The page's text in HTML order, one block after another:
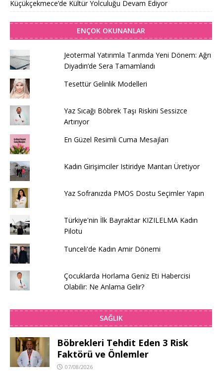
Küçükçekmece’de Kültür Yolculuğu Devam Ediyor
ENÇOK OKUNANLAR
Jeotermal Yatırımla Tarımda Yeni Dönem: Ağrı
Diyadin’de Sera Tamamlandı
Tesettür Gelinlik Modelleri
Yaz Sıcağı Böbrek Taşı Riskini Sessizce
Artırıyor
En Güzel Resimli Cuma Mesajları
Kadın Girişimciler Istiridye Mantarı Üretiyor
Yaz Sofranızda PMOS Dostu Seçimler Yapın
Türkiye'nin İlk Bayraktar KIZILELMA Kadın
Pilotu
Tunceli'de Kadın Amir Dönemi
Çocuklarda Horlama Geniz Eti Habercisi
Olabilir: Ne Anlama Gelir?
SAĞLIK
Böbrekleri Tehdit Eden 3 Risk
Faktörü ve Önlemler
07/08/2026